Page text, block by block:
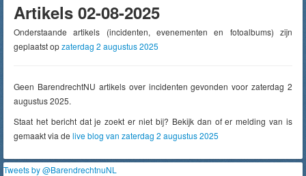
Artikels 02-08-2025
Onderstaande artikels (incidenten, evenementen en fotoalbums) zijn
geplaatst opzaterdag 2 augustus 2025
Geen BarendrechtNU artikels over incidenten gevonden voor zaterdag 2
augustus 2025.
Staat het bericht dat je zoekt er niet bij? Bekijk dan of er melding van is
gemaakt via de live blog van zaterdag 2 augustus 2025
Tweets by @BarendrechtnuNL